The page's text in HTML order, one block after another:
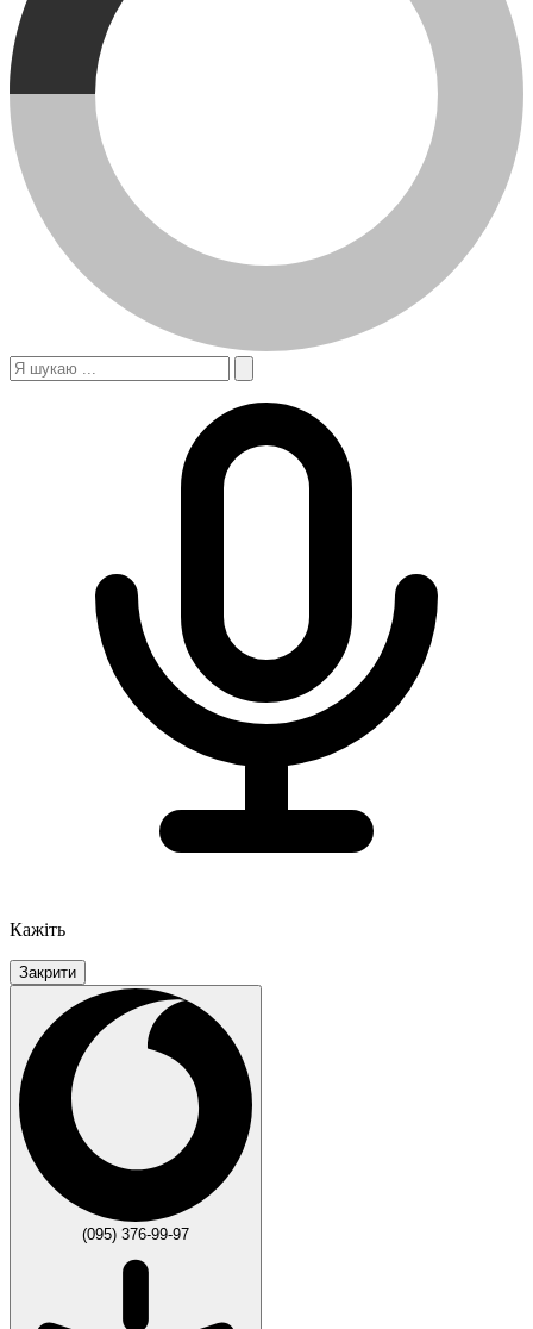
Кажіть
Закрити
(095) 376-99-97